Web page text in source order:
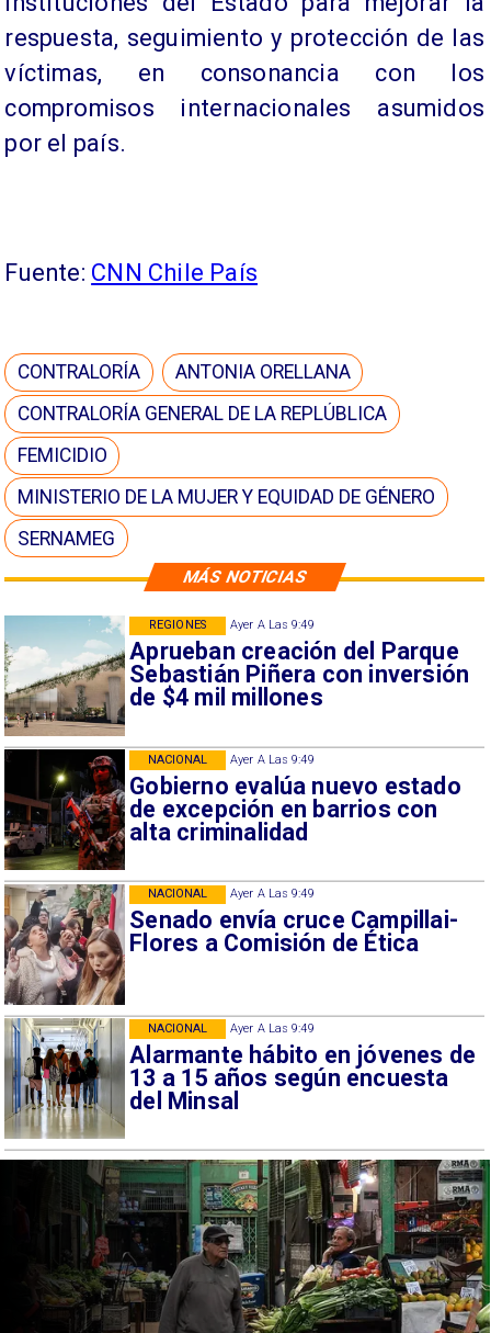
MÁS NOTICIAS
Ayer A Las 9:49
Aprueban creación del Parque
Sebastián Piñera con inversión
de $4 mil millones
REGIONES
Ayer A Las 9:49
Gobierno evalúa nuevo estado
de excepción en barrios con
alta criminalidad
NACIONAL
Ayer A Las 9:49
Senado envía cruce Campillai-
Flores a Comisión de Ética
NACIONAL
Ayer A Las 9:49
Alarmante hábito en jóvenes de
13 a 15 años según encuesta
del Minsal
NACIONAL
respuesta, seguimiento y protección de las
víctimas, en consonancia con los
compromisos internacionales asumidos
por el país.
Fuente: CNN Chile País
CONTRALORÍA
ANTONIA ORELLANA
CONTRALORÍA GENERAL DE LA REPLÚBLICA
FEMICIDIO
MINISTERIO DE LA MUJER Y EQUIDAD DE GÉNERO
SERNAMEG